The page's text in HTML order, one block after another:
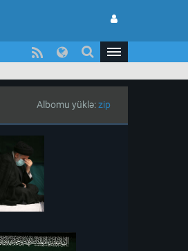
Albomu yüklə:zip